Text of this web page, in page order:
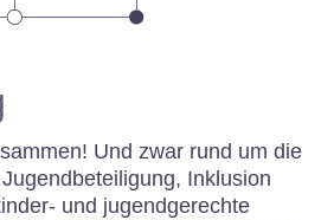
Und zwar rund um die
Inklusion
und jugendgerechte